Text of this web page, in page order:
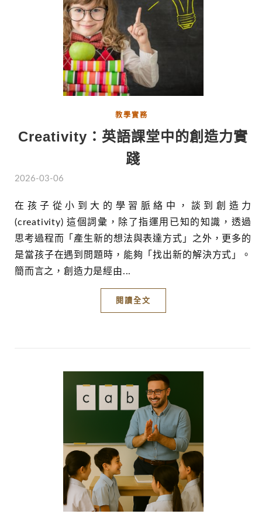
教學實務
Creativity：英語課堂中的創造力實
踐
2026-03-06
在孩子從小到大的學習脈絡中，談到創造力
(creativity) 這個詞彙，除了指運用已知的知識，透過
思考過程而「產生新的想法與表達方式」之外，更多的
是當孩子在遇到問題時，能夠「找出新的解決方式」。
簡而言之，創造力是經由...
閱讀全文